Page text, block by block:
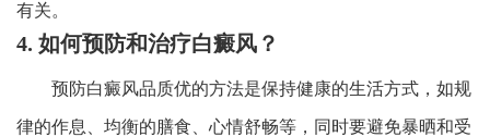
有关。
4. 如何预防和治疗白癜风？
预防白癜风品质优的方法是保持健康的生活方式，如规
律的作息、均衡的膳食、心情舒畅等，同时要避免暴晒和受